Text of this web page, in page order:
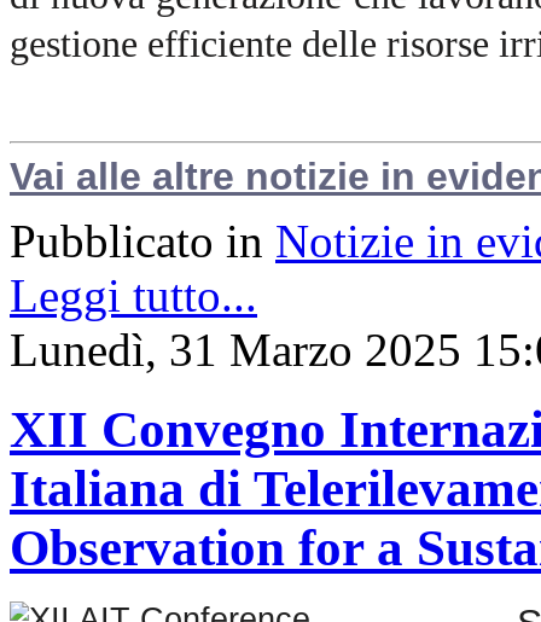
gestione efficiente delle risorse
Vai alle altre notizie in
Pubblicato in Notizie in
Leggi tutto...
Lunedì, 31 Marzo 2025
XII Convegno
Italiana di
Observation for a